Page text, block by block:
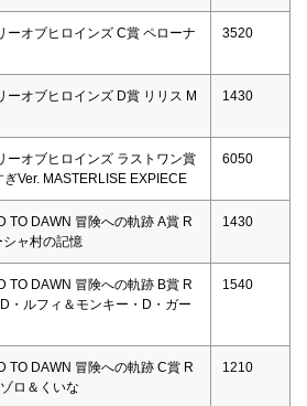
ーオブヒロインズ C賞 ペローナ
3520
ーオブヒロインズ D賞 リリス M
1430
ーオブヒロインズ ラストワン賞
Ver. MASTERLISE EXPIECE
6050
TO DAWN 冒険への軌跡 A賞 R
ャ村の記憶
1430
TO DAWN 冒険への軌跡 B賞 R
・ルフィ＆モンキー・D・ガー
1540
TO DAWN 冒険への軌跡 C賞 R
ロ＆くいな
1210